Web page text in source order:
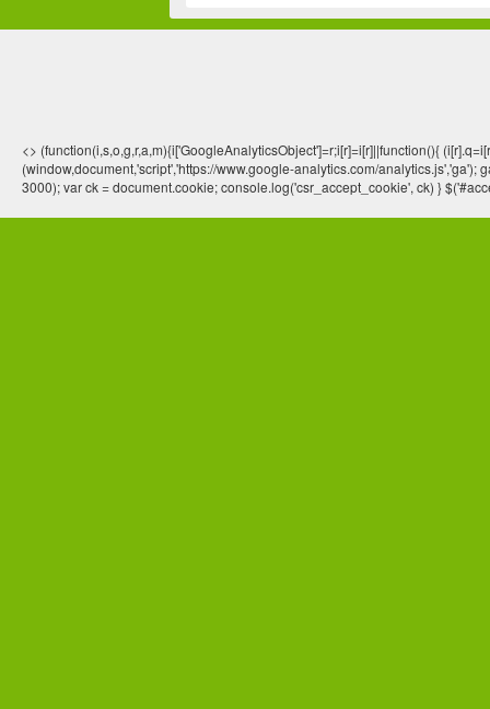
<> (function(i,s,o,g,r,a,m){i['GoogleAnalyticsObject']=r;i[r]=i[r]||function(){
(window,document,'script','https://www.google-analytics.com/
3000); var ck = document.cookie; console.log('csr_accept_cookie', ck) }